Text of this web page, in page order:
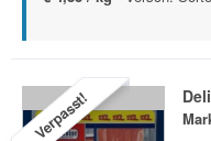
Verpasst!